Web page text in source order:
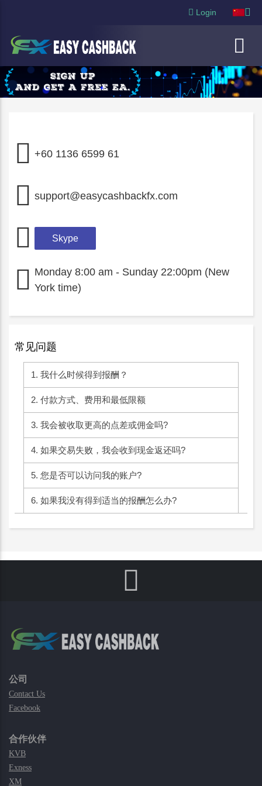
Login
+60 1136 6599 61
support@easycashbackfx.com
Skype
Monday 8:00 am - Sunday 22:00pm (New
York time)
常见问题
1. 我什么时候得到报酬？
2. 付款方式、费用和最低限额
3. 我会被收取更高的点差或佣金吗?
4. 如果交易失败，我会收到现金返还吗?
5. 您是否可以访问我的账户?
6. 如果我没有得到适当的报酬怎么办?
公司
Contact Us
Facebook
合作伙伴
KVB
Exness
XM